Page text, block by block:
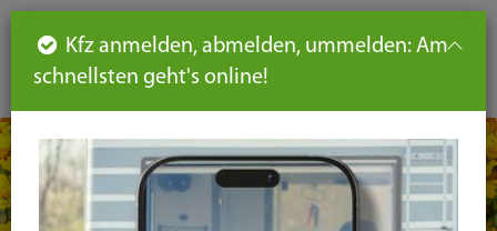
DE
Seiteninhalt
Hauptnavigation
Seitennavigation
leichte
Sprache
Kfz anmelden, abmelden, ummelden: Am
schnellsten geht's online!